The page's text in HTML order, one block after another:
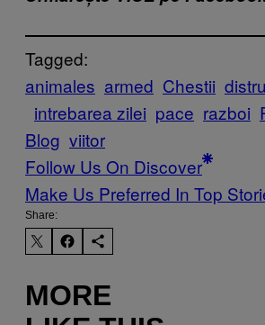
Tagged:
animales armed Chestii
intrebarea zilei pace razboi
Blog viitor
Follow Us On Discover
Make Us Preferred In Top
Share:
MORE